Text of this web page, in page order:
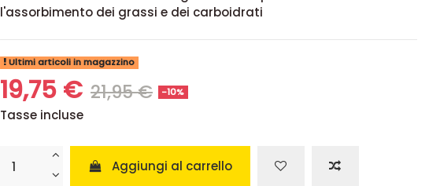
l'assorbimento dei grassi e dei carboidrati
Ultimi articoli in magazzino
19,75 € 21,95 € -10%
Tasse incluse
Aggiungi al carrello